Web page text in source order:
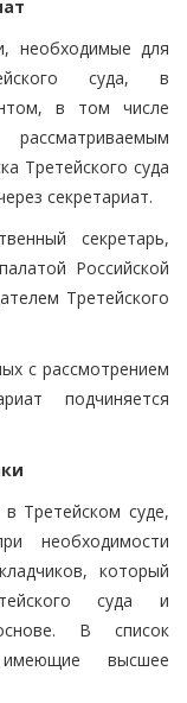
необходимые для
суда, в
в том числе
Третейского суда
секретариат.
секретарь,
Российской
Третейского
с рассмотрением
подчиняется
Третейском суде,
необходимости
который
суда и
В список
высшее